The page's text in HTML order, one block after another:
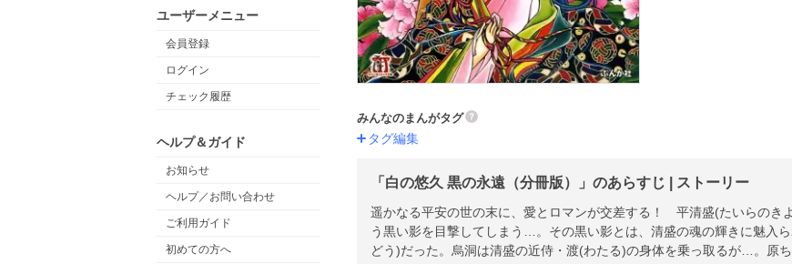
ユーザーメニュー
会員登録
ログイン
チェック履歴
ヘルプ＆ガイド
お知らせ
ヘルプ／お問い合わせ
ご利用ガイド
初めての方へ
みんなのまんがタグ
タグ編集
「白の悠久 黒の永遠（分冊版）」のあらすじ | ストーリー
遥かなる平安の世の末に、愛とロマンが交差する！ 平清盛(たいらのき
う黒い影を目撃してしまう…。その黒い影とは、清盛の魂の輝きに魅入
どう)だった。烏洞は清盛の近侍・渡(わたる)の身体を乗っ取るが…。原